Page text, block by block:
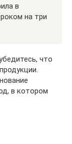
в
на три
что
в котором